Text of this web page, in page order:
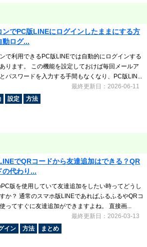
ンでPC版LINEにログインしたままにする方
動ログ...
で利用できるPC版LINEでは自動的にログインする
ります。 この機能を設定しておけば毎回メールア
パスワードを入力する手間もなくなり、PC版LIN...
最終更新日：2026-06-11
設定 方法
でQRコードから友達追加はできる？QR
の代わり...
版を使用していて友達追加をしたい時ってどうし
か？ 通常のスマホ版LINEであればふるふるやQRコ
ってすぐに友達追加ができますよね。 直接画...
最終更新日：2026-03-13
イン 方法 まとめ